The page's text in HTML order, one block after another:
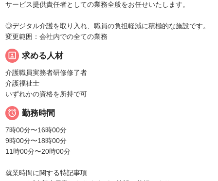
サービス提供責任者としての業務全般をお任せいたします。
◎デジタル介護を取り入れ、職員の負担軽減に積極的な施設です。
変更範囲：会社内での全ての業務
portrait 求める人材
介護職員実務者研修修了者
介護福祉士
いずれかの資格を所持で可
 勤務時間
7時00分〜16時00分
9時00分〜18時00分
11時00分〜20時00分
就業時間に関する特記事項